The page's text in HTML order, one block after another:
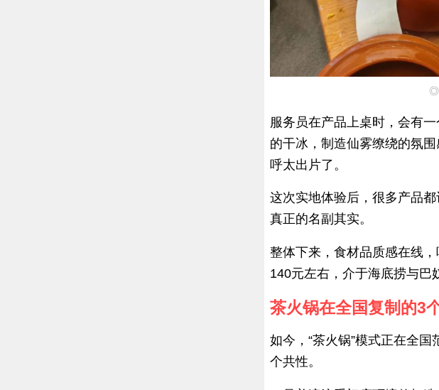
◎
服务员在产品上桌时，会有
的干冰，制造仙雾缭绕的氛
呼太出片了。
这次实地体验后，很多产品
真正的名副其实。
整体下来，食材品质感在线
140元左右，介于海底捞与巴
茶火锅在全国复制的3
如今，“茶火锅”模式正在全
个共性。